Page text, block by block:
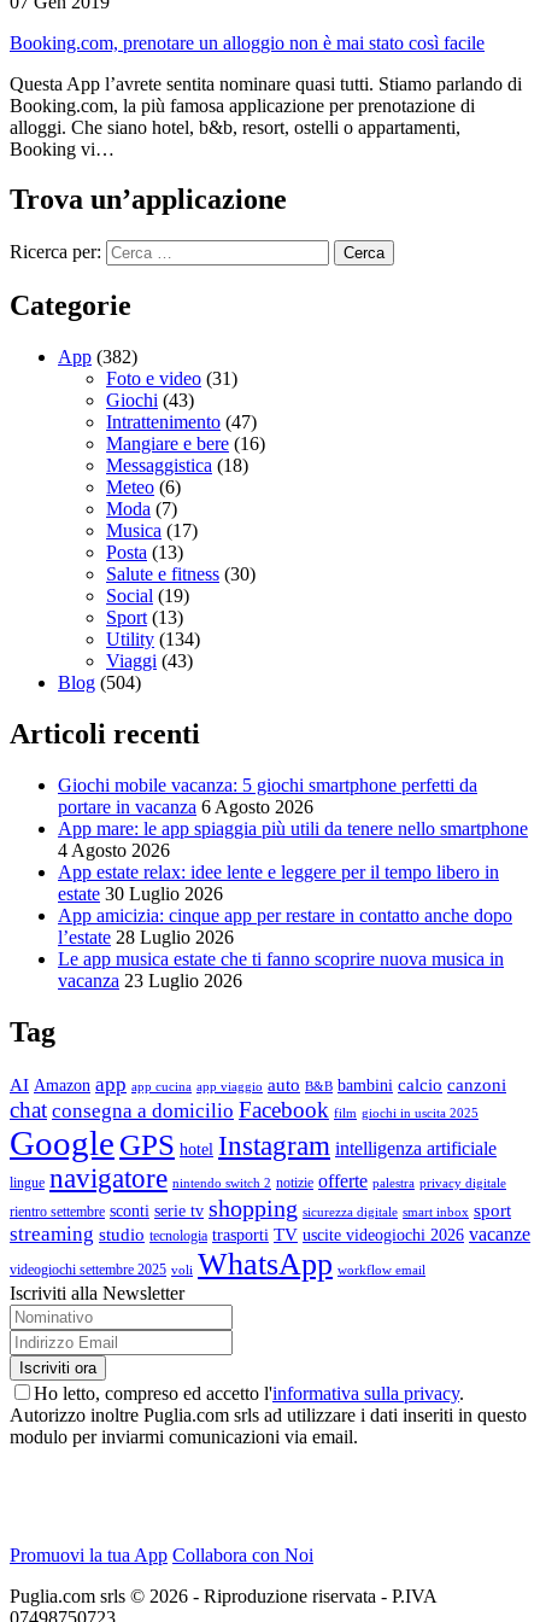
Booking.com, prenotare un alloggio non è mai stato così facile
Questa App l’avrete sentita nominare quasi tutti. Stiamo parlando di
Booking.com, la più famosa applicazione per prenotazione di
alloggi. Che siano hotel, b&b, resort, ostelli o appartamenti,
Booking vi…
Trova un’applicazione
Ricerca per:
Categorie
App (382)
Foto e video (31)
Giochi (43)
Intrattenimento (47)
Mangiare e bere (16)
Messaggistica (18)
Meteo (6)
Moda (7)
Musica (17)
Posta (13)
Salute e fitness (30)
Social (19)
Sport (13)
Utility (134)
Viaggi (43)
Blog (504)
Articoli recenti
Giochi mobile vacanza: 5 giochi smartphone perfetti da
portare in vacanza 6 Agosto 2026
App mare: le app spiaggia più utili da tenere nello smartphone
4 Agosto 2026
App estate relax: idee lente e leggere per il tempo libero in
estate 30 Luglio 2026
App amicizia: cinque app per restare in contatto anche dopo
l’estate 28 Luglio 2026
Le app musica estate che ti fanno scoprire nuova musica in
vacanza 23 Luglio 2026
Tag
AI Amazon app app cucina app viaggio auto B&B bambini calcio canzoni
chat consegna a domicilio Facebook film giochi in uscita 2025
Google GPS hotel Instagram intelligenza artificiale
lingue navigatore nintendo switch 2 notizie offerte palestra privacy digitale
rientro settembre sconti serie tv shopping sicurezza digitale smart inbox sport
streaming studio tecnologia trasporti TV uscite videogiochi 2026 vacanze
videogiochi settembre 2025 voli WhatsApp workflow email
Iscriviti alla Newsletter
Ho letto, compreso ed accetto l'informativa sulla privacy.
Autorizzo inoltre Puglia.com srls ad utilizzare i dati inseriti in questo
modulo per inviarmi comunicazioni via email.
Promuovi la tua App Collabora con Noi
Puglia.com srls © 2026 - Riproduzione riservata - P.IVA
07498750723